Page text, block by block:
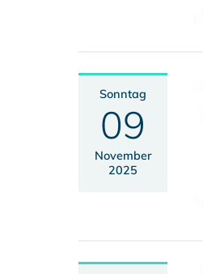
Sonntag
09
November
2025